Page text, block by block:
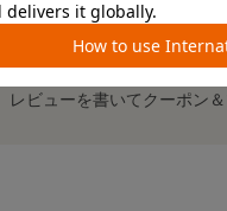
※レビューを書くには
レビューを書いてクーポン